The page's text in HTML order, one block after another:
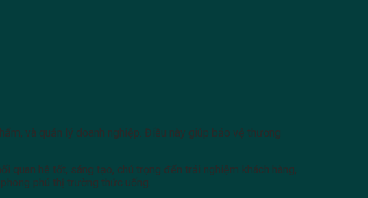
và quản lý doanh nghiệp. Điều này giúp bảo vệ thương
quan hệ tốt, sáng tạo, chú trọng đến trải nghiệm khách hàng,
phú thị trường thức uống.